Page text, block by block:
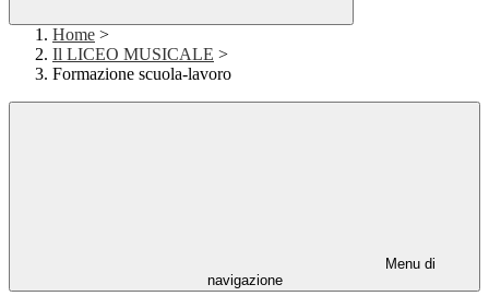
Home >
Il LICEO MUSICALE >
Formazione scuola-lavoro
Menu di
navigazione